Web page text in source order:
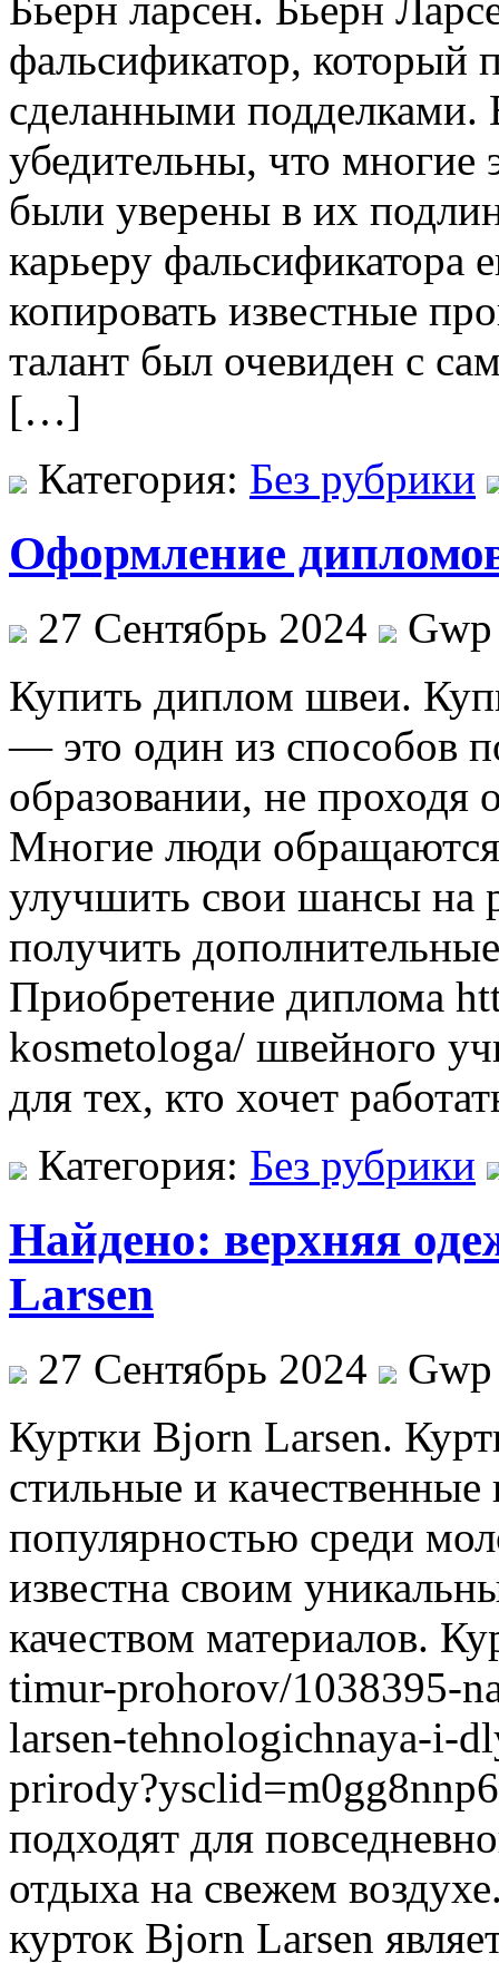
фальсификатор, который
сделанными подделками.
убедительны, что многие
были уверены в их
карьеру фальсификатора
копировать известные
талант был очевиден с
[…]
Категория: Без рубрики
Оформление
27 Сентябрь 2024
Gwp
Купить диплoм швeи.
— это один из способов
образовании, не проходя
Многие люди обращаются
улучшить свои шансы на
получить
Приобретение диплома
kosmetologa/ швейного
для тех, кто хочет
Категория: Без рубрики
Найдено: верхняя
Larsen
27 Сентябрь 2024
Gwp
Куртки Bjorn Larsen.
стильныe и
популярностью среди
известна своим
качеством материалов.
timur-prohorov/1038395-
larsen-tehnologichnaya-i-
подходят для
отдыха на свежем
курток Bjorn Larsen